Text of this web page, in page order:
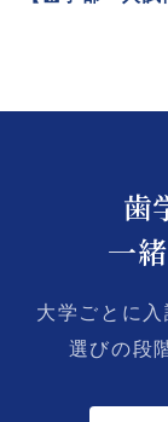
歯
一
大学ごとに
選びの段